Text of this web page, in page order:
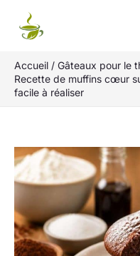
Accueil
Gâteaux pour le
Recette de muffins cœur
facile à réaliser